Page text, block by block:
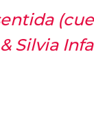
Silvia